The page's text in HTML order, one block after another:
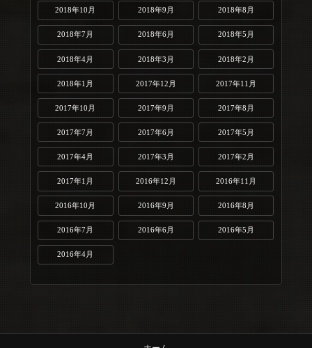
2018年10月 2018年9月 2018年8月
2018年7月 2018年6月 2018年5月
2018年4月 2018年3月 2018年2月
2018年1月 2017年12月 2017年11月
2017年10月 2017年9月 2017年8月
2017年7月 2017年6月 2017年5月
2017年4月 2017年3月 2017年2月
2017年1月 2016年12月 2016年11月
2016年10月 2016年9月 2016年8月
2016年7月 2016年6月 2016年5月
2016年4月